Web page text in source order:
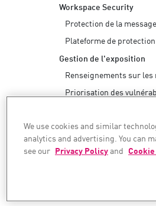
Workspace Security
Protection de la
Plateforme de
Gestion de l'exposition
Renseignements sur les
Priorisation des
AI Security
Nous sécurisons
©1994–2026 Check Point Software
We use cookies and similar
analytics and advertising. You can
see our Privacy Policyand